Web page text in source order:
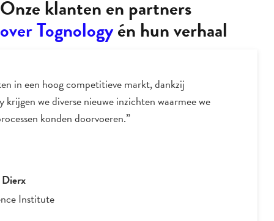
Onze klanten en partners
over Tognologyén hun verhaal
in een hoog competitieve markt, dankzij
krijgen we diverse nieuwe inzichten waarmee we
konden doorvoeren.”
Institute